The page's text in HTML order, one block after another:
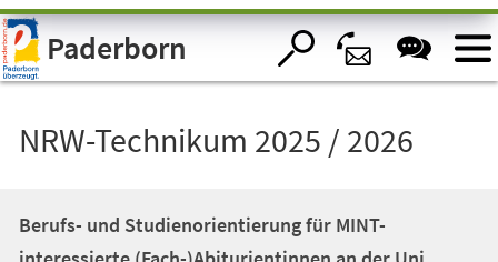
Visuelle
Assistenzsoftware
öffnen.Paderborn
NRW-Technikum 2025 / 2026
Berufs- und Studienorientierung für MINT-